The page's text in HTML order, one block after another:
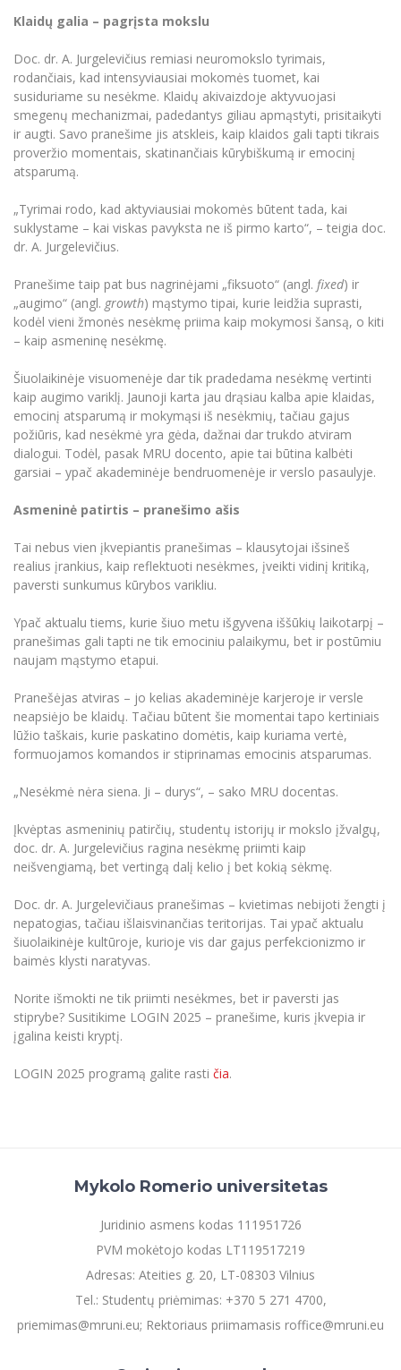
Tarptautiškumas
Studentams
Studentams
Darbuotojams
Partnerystės
Vilniaus Karaliaus Sedžiongo institutas
Darbuotojams
Partnerystės
Azijos centras
Frankofoniškų šalių studijų centras
Darnus vystymasis
Privatumo politika
Negalia ir individualieji poreikiai
Viešai skelbiama informacija
Parama Ukrainai
Civilinė sauga
Korupcijos prevencija
Profesinės bakalauro studijos
Personalo valdymo centras
Privačių interesų deklaravimas
Informacija naujiems darbuotojams
Studijų Moodle (studijų vykdymui)
Darbuotojų Moodle (kompetencijų tobulinimui)
Studijų tvarkaraštis
Darbuotojų elektroninis paštas
Daugiafaktorinė autentifikacija universiteto
darbuotojams (MFA)
Bendruomenės gerovė
Darbuotojų kvalifikacijos kėlimas
MRU norminių teisės aktų duomenų bazė
Intranetas
eDVS
Microsoft Office 365
MRU mobilios programėlės
Pagalbos sistema
Klaidų galia – pagrįsta mokslu
Doc. dr. A. Jurgelevičius remiasi neuromokslo tyrimais,
rodančiais, kad intensyviausiai mokomės tuomet, kai
susiduriame su nesėkme. Klaidų akivaizdoje aktyvuojasi
smegenų mechanizmai, padedantys giliau apmąstyti, prisitaikyti
ir augti. Savo pranešime jis atskleis, kaip klaidos gali tapti tikrais
proveržio momentais, skatinančiais kūrybiškumą ir emocinį
atsparumą.
„Tyrimai rodo, kad aktyviausiai mokomės būtent tada, kai
suklystame – kai viskas pavyksta ne iš pirmo karto“, – teigia doc.
dr. A. Jurgelevičius.
Pranešime taip pat bus nagrinėjami „fiksuoto“ (angl. fixed) ir
„augimo“ (angl. growth) mąstymo tipai, kurie leidžia suprasti,
kodėl vieni žmonės nesėkmę priima kaip mokymosi šansą, o kiti
– kaip asmeninę nesėkmę.
Šiuolaikinėje visuomenėje dar tik pradedama nesėkmę vertinti
kaip augimo variklį. Jaunoji karta jau drąsiau kalba apie klaidas,
emocinį atsparumą ir mokymąsi iš nesėkmių, tačiau gajus
požiūris, kad nesėkmė yra gėda, dažnai dar trukdo atviram
dialogui. Todėl, pasak MRU docento, apie tai būtina kalbėti
garsiai – ypač akademinėje bendruomenėje ir verslo pasaulyje.
Asmeninė patirtis – pranešimo ašis
Tai nebus vien įkvepiantis pranešimas – klausytojai išsineš
realius įrankius, kaip reflektuoti nesėkmes, įveikti vidinį kritiką,
paversti sunkumus kūrybos varikliu.
Ypač aktualu tiems, kurie šiuo metu išgyvena iššūkių laikotarpį –
pranešimas gali tapti ne tik emociniu palaikymu, bet ir postūmiu
naujam mąstymo etapui.
Pranešėjas atviras – jo kelias akademinėje karjeroje ir versle
neapsiėjo be klaidų. Tačiau būtent šie momentai tapo kertiniais
lūžio taškais, kurie paskatino domėtis, kaip kuriama vertė,
formuojamos komandos ir stiprinamas emocinis atsparumas.
„Nesėkmė nėra siena. Ji – durys“, – sako MRU docentas.
Įkvėptas asmeninių patirčių, studentų istorijų ir mokslo įžvalgų,
doc. dr. A. Jurgelevičius ragina nesėkmę priimti kaip
neišvengiamą, bet vertingą dalį kelio į bet kokią sėkmę.
Doc. dr. A. Jurgelevičiaus pranešimas – kvietimas nebijoti žengti į
nepatogias, tačiau išlaisvinančias teritorijas. Tai ypač aktualu
šiuolaikinėje kultūroje, kurioje vis dar gajus perfekcionizmo ir
baimės klysti naratyvas.
Norite išmokti ne tik priimti nesėkmes, bet ir paversti jas
stiprybe? Susitikime LOGIN 2025 – pranešime, kuris įkvepia ir
įgalina keisti kryptį.
LOGIN 2025 programą galite rasti čia.
Mykolo Romerio universitetas
Juridinio asmens kodas 111951726
PVM mokėtojo kodas LT119517219
Adresas: Ateities g. 20, LT-08303 Vilnius
Tel.: Studentų priėmimas: +370 5 271 4700,
priemimas@mruni.eu; Rektoriaus priimamasis roffice@mruni.eu